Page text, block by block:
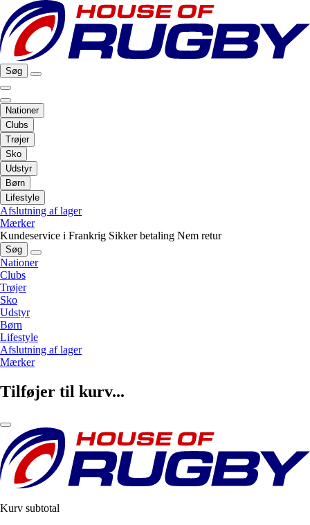
Søg
Nationer
Clubs
Trøjer
Sko
Udstyr
Børn
Lifestyle
Afslutning af lager
Mærker
Kundeservice i Frankrig Sikker betaling Nem retur
Søg
Nationer
Clubs
Trøjer
Sko
Udstyr
Børn
Lifestyle
Afslutning af lager
Mærker
Tilføjer til kurv...
Kurv subtotal